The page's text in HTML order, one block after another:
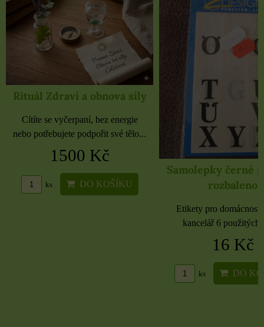
Rituál Zdraví a obnova síly
Cítíte se vyčerpaní, bez energie
nebo potřebujete podpořit své tělo...
1500 Kč
ks DO KOŠÍKU
Samolepky černé
rozbaleno
Etikety pro
kancelář 6 použitých
16 Kč
ks DO